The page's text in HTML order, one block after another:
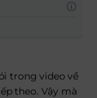
trong video về
theo. Vậy mà